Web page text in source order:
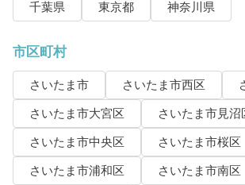
千葉県
東京都 神奈川県
市区町村
さいたま市 さいたま市西区
さいたま市大宮区
さいたま市見沼
さいたま市中央区
さいたま市桜区
さいたま市浦和区
さいたま市南区